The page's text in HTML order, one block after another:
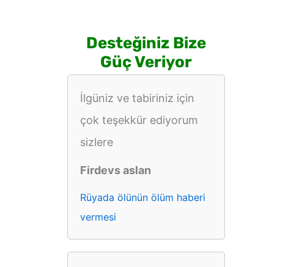
Desteğiniz Bize
Güç Veriyor
İlgüniz ve tabiriniz için
çok teşekkür ediyorum
sizlere
Firdevs aslan
Rüyada ölünün ölüm haberi
vermesi